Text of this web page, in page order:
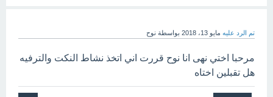
تم الرد عليه مايو 13، 2018 بواسطة نوح
مرحبا اختي نهى انا نوح قررت اني اتخذ نشاط النكت والترفيه
هل تقبلين اختاه